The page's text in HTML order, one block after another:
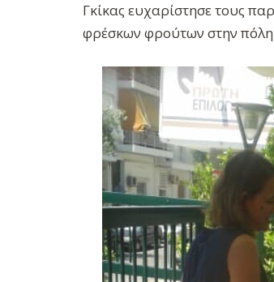
Γκίκας ευχαρίστησε τους
φρέσκων φρούτων στην